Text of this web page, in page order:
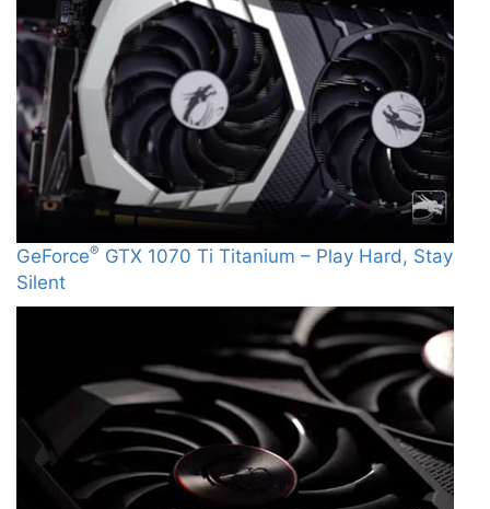
GeForce® GTX 1070 Ti Titanium – Play Hard, Stay
Silent